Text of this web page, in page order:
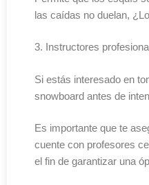
las caídas no duelan,
3. Instructores
Si estás interesado en
snowboard antes de
Es importante que te
cuente con profesores
el fin de garantizar una